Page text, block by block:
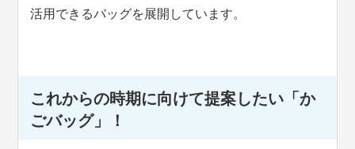
活用できるバッグを展開しています。
これからの時期に向けて提案したい「か
ごバッグ」！